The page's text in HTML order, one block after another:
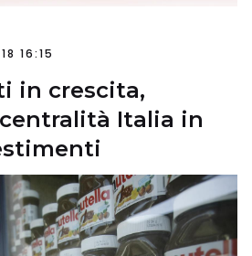
16:15
in crescita,
Italia in